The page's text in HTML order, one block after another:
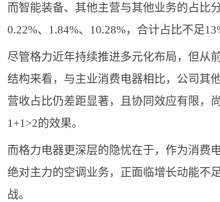
而智能装备、其他主营与其他业务的占比
0.22%、1.84%、10.28%，合计占比不足
尽管格力近年持续推进多元化布局，但从
结构来看，与主业消费电器相比，公司其
营收占比仍差距显著，且协同效应有限，
1+1>2的效果。
而格力电器更深层的隐忧在于，作为消费
绝对主力的空调业务，正面临增长动能不
战。